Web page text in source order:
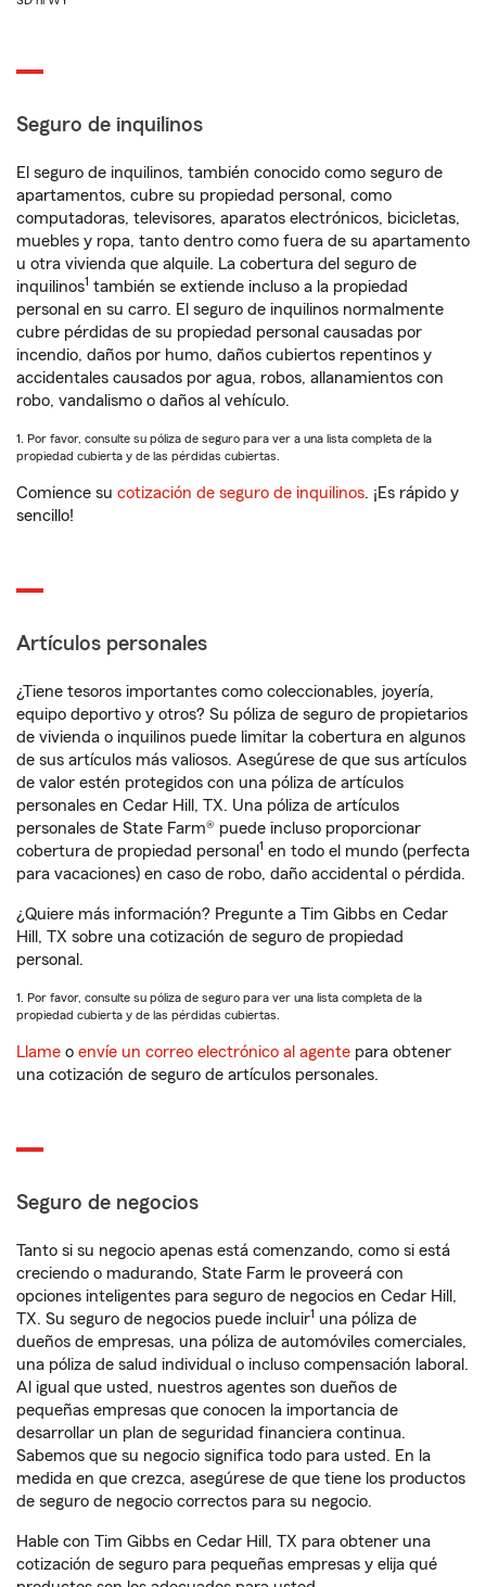
Seguro de inquilinos
El seguro de inquilinos, también conocido como seguro de
apartamentos, cubre su propiedad personal, como
computadoras, televisores, aparatos electrónicos, bicicletas,
muebles y ropa, tanto dentro como fuera de su apartamento
u otra vivienda que alquile. La cobertura del seguro de
inquilinos1 también se extiende incluso a la propiedad
personal en su carro. El seguro de inquilinos normalmente
cubre pérdidas de su propiedad personal causadas por
incendio, daños por humo, daños cubiertos repentinos y
accidentales causados por agua, robos, allanamientos con
robo, vandalismo o daños al vehículo.
1. Por favor, consulte su póliza de seguro para ver a una lista completa de la
propiedad cubierta y de las pérdidas cubiertas.
Comience su cotización de seguro de inquilinos. ¡Es rápido y
sencillo!
Artículos personales
¿Tiene tesoros importantes como coleccionables, joyería,
equipo deportivo y otros? Su póliza de seguro de propietarios
de vivienda o inquilinos puede limitar la cobertura en algunos
de sus artículos más valiosos. Asegúrese de que sus artículos
de valor estén protegidos con una póliza de artículos
personales en Cedar Hill, TX. Una póliza de artículos
personales de State Farm® puede incluso proporcionar
cobertura de propiedad personal 1 en todo el mundo (perfecta
para vacaciones) en caso de robo, daño accidental o pérdida.
¿Quiere más información? Pregunte a Tim Gibbs en Cedar
Hill, TX sobre una cotización de seguro de propiedad
personal.
1. Por favor, consulte su póliza de seguro para ver una lista completa de la
propiedad cubierta y de las pérdidas cubiertas.
Llame o envíe un correo electrónico al agente para obtener
una cotización de seguro de artículos personales.
Seguro de negocios
Tanto si su negocio apenas está comenzando, como si está
creciendo o madurando, State Farm le proveerá con
opciones inteligentes para seguro de negocios en Cedar Hill,
TX. Su seguro de negocios puede incluir1 una póliza de
dueños de empresas, una póliza de automóviles comerciales,
una póliza de salud individual o incluso compensación laboral.
Al igual que usted, nuestros agentes son dueños de
pequeñas empresas que conocen la importancia de
desarrollar un plan de seguridad financiera continua.
Sabemos que su negocio significa todo para usted. En la
medida en que crezca, asegúrese de que tiene los productos
de seguro de negocio correctos para su negocio.
Hable con Tim Gibbs en Cedar Hill, TX para obtener una
cotización de seguro para pequeñas empresas y elija qué